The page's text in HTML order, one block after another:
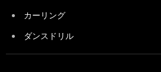
カーリング
ダンスドリル